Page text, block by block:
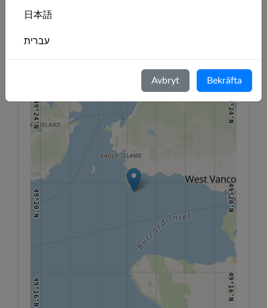
123°22'W
49°16'N 49°16'N
49°20'N 49°20'N
49°24'N 49°24'N
49°28'N +
日本語
עברית
Português
Avbryt Bekräfta